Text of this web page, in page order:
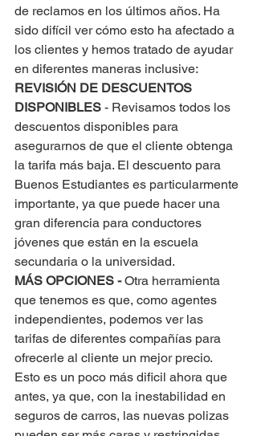
de reclamos en los últimos años. Ha
sido difícil ver cómo esto ha afectado a
los clientes y hemos tratado de ayudar
en diferentes maneras inclusive:
REVISIÓN DE DESCUENTOS
DISPONIBLES - Revisamos todos los
descuentos disponibles para
asegurarnos de que el cliente obtenga
la tarifa más baja. El descuento para
Buenos Estudiantes es particularmente
importante, ya que puede hacer una
gran diferencia para conductores
jóvenes que están en la escuela
secundaria o la universidad.
MÁS OPCIONES - Otra herramienta
que tenemos es que, como agentes
independientes, podemos ver las
tarifas de diferentes compañías para
ofrecerle al cliente un mejor precio.
Esto es un poco más dificil ahora que
antes, ya que, con la inestabilidad en
seguros de carros, las nuevas polizas